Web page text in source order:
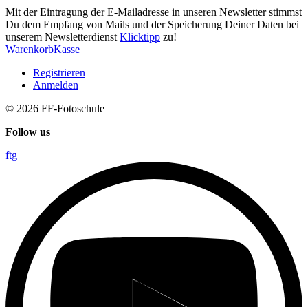
Mit der Eintragung der E-Mailadresse in unseren Newsletter stimmst
Du dem Empfang von Mails und der Speicherung Deiner Daten bei
unserem Newsletterdienst Klicktipp zu!
WarenkorbKasse
Registrieren
Anmelden
© 2026 FF-Fotoschule
Follow us
ftg